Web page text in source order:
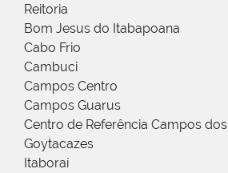
Reitoria
Bom Jesus do Itabapoana
Cabo Frio
Cambuci
Campos Centro
Campos Guarus
Centro de Referência Campos dos
Goytacazes
Itaboraí